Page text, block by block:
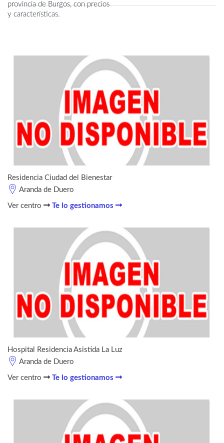
provincia de Burgos, con precios
y características.
Residencia Ciudad del Bienestar
Aranda de Duero
Ver centro Te lo gestionamos
Hospital Residencia Asistida La Luz
Aranda de Duero
Ver centro Te lo gestionamos